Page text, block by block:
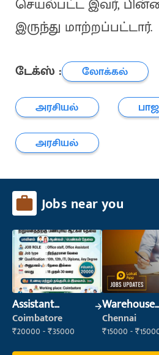
செயல்பட்ட இவர்,
இருந்து மாற்றப்பட்டார்.
டேக்ஸ் :
லோக்கல்
அரசியல்
அரசியல்
Jobs near you
Assistant
Manager
Coimbatore
₹20000 - ₹35000
Warehouse
Supervisor
(Warehouse
Chennai
₹15000 -